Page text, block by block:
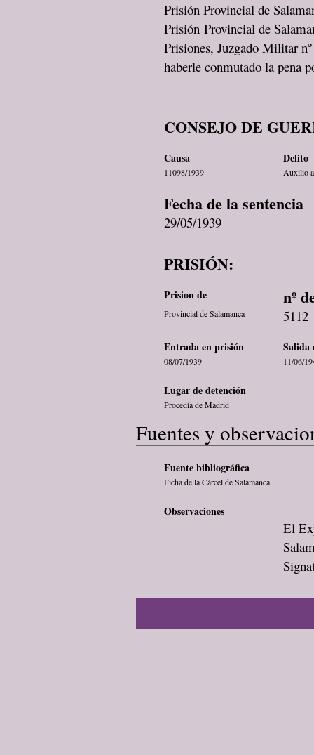
Prisión Provincial de
Prisión Provincial de
Prisiones, Juzgado Militar
haberle conmutado la pena
CONSEJO DE
Causa Delito
11098/1939 Auxilio
Fecha de la sentencia
29/05/1939
PRISIÓN:
Prision de nº
Provincial de Salamanca 5112
Entrada en prisión Salida
08/07/1939 11/06/
Lugar de detención
Procedía de Madrid
Fuentes y
Fuente bibliográfica
Ficha de la Cárcel de Salamanca
Observaciones
El